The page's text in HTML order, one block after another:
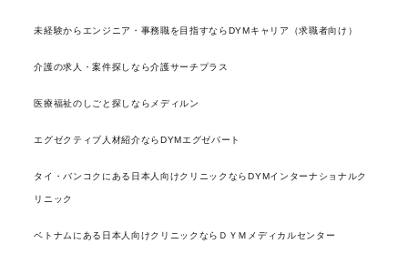
未経験からエンジニア・事務職を目指すならDYMキャリア（求職者向け）
介護の求人・案件探しなら介護サーチプラス
医療福祉のしごと探しならメディルン
エグゼクティブ人材紹介ならDYMエグゼパート
タイ・バンコクにある日本人向けクリニックならDYMインターナショナルク
リニック
ベトナムにある日本人向けクリニックならＤＹＭメディカルセンター